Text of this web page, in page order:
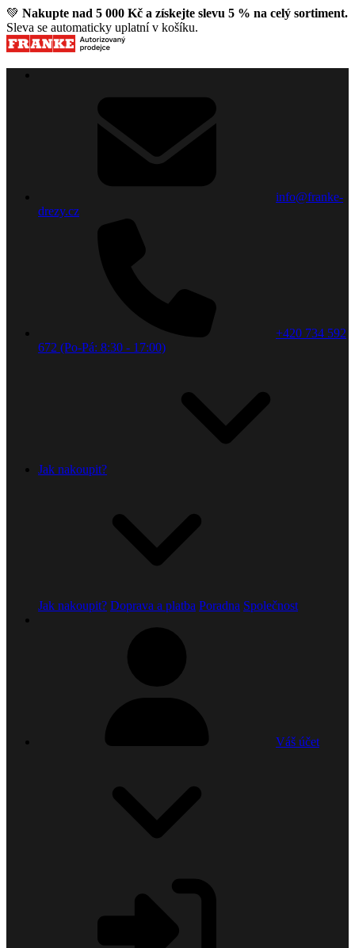
💚 Nakupte nad 5 000 Kč a získejte slevu 5 % na celý sortiment.
Sleva se automaticky uplatní v košíku.
info@franke-
drezy.cz
+420 734 592
672 (Po-Pá: 8:30 - 17:00)
Jak nakoupit?
Jak nakoupit? Doprava a platba Poradna Společnost
Váš účet